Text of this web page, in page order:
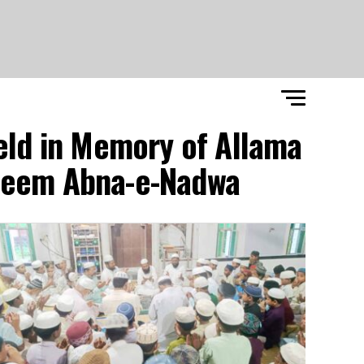
in Memory of Allama
Abna-e-Nadwa"